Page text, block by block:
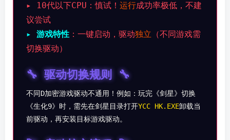
▸ 10代以下CPU ：慎试！ 运行成功率极低，不建
议尝试
▸ 游戏特性 ：一键启动，驱动独立 （不同游戏需
切换驱动）
🔧 驱动切换规则 🔧
不同D加密游戏驱动不通用！例如：玩完《剑星》切换
《生化9》时，需先在剑星目录打开YCC HK.EXE卸载当
前驱动，再安装目标游戏驱动。